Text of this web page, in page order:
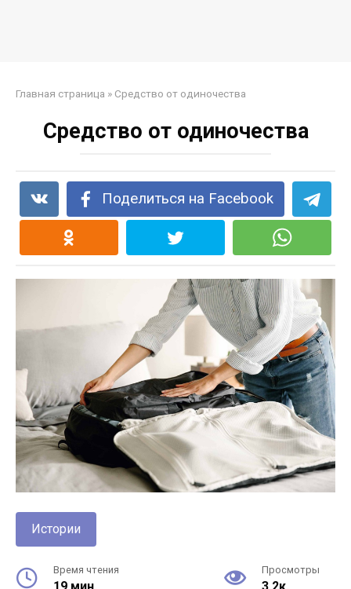
Главная страница » Средство от одиночества
Средство от одиночества
Поделиться на Facebook
Истории
Время чтения Просмотры